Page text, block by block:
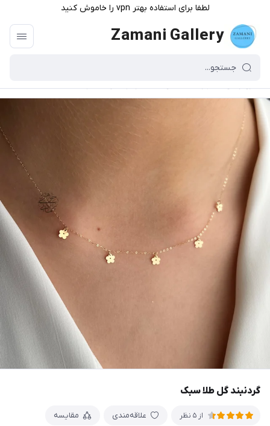
لطفا برای استفاده بهتر vpn را خاموش کنید
Zamani Gallery
گردنبند گل طلا سبک
از 5 نظر علاقه‌مندی مقایسه